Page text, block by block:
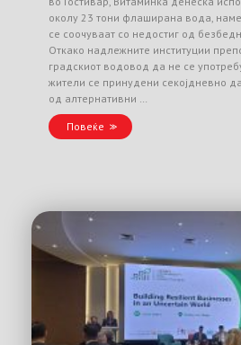
околу 23 тони флаширана вода,
се соочуваат со недостиг од
Откако надлежните институции
градскиот водовод да не се
жители се принудени секојдневно
од алтернативни …
Повеќе